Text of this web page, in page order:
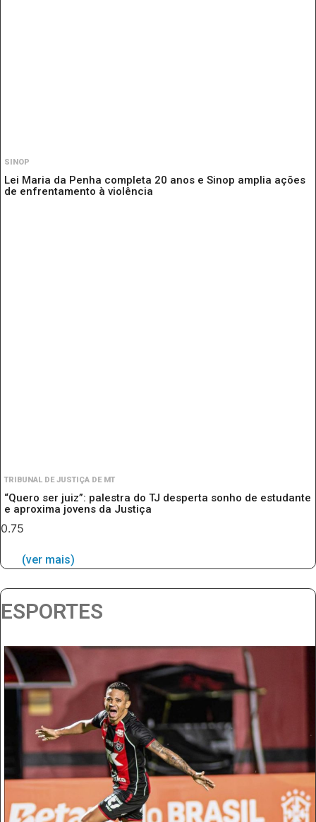
SINOP
Lei Maria da Penha completa 20 anos e Sinop amplia ações
de enfrentamento à violência
TRIBUNAL DE JUSTIÇA DE MT
“Quero ser juiz”: palestra do TJ desperta sonho de estudante
e aproxima jovens da Justiça
(ver mais)
ESPORTES